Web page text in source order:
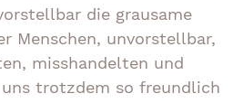
die grausame
Menschen, unvorstellbar,
misshandelten und
uns trotzdem so freundlich